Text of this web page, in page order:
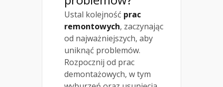
Ustal kolejność prac
remontowych, zaczynając
od najważniejszych, aby
uniknąć problemów.
Rozpocznij od prac
demontażowych, w tym